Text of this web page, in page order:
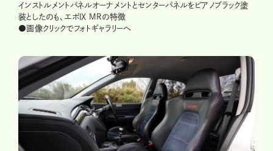
インストルメントパネルオーナメントとセンターパネルをピアノブラック塗
装としたのも、エボⅨ MRの特徴
●画像クリックでフォトギャラリーへ